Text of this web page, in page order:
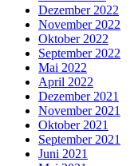
Dezember 2022
November 2022
Oktober 2022
September 2022
Mai 2022
April 2022
Dezember 2021
November 2021
Oktober 2021
September 2021
Juni 2021